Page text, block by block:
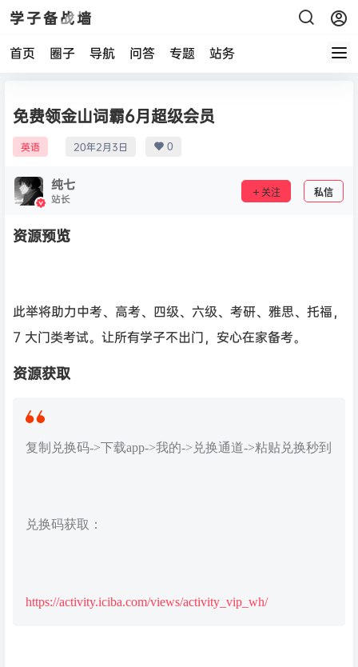
学子备战墙
首页 圈子 导航 问答 专题 站务
免费领金山词霸6月超级会员
英语 20年2月3日 0
纯七
站长 关注 私信
资源预览
此举将助力中考、高考、四级、六级、考研、雅思、托福，
7 大门类考试。让所有学子不出门，安心在家备考。
资源获取
复制兑换码->下载app->我的->兑换通道->粘贴兑换秒到
兑换码获取：
https://activity.iciba.com/views/activity_vip_wh/